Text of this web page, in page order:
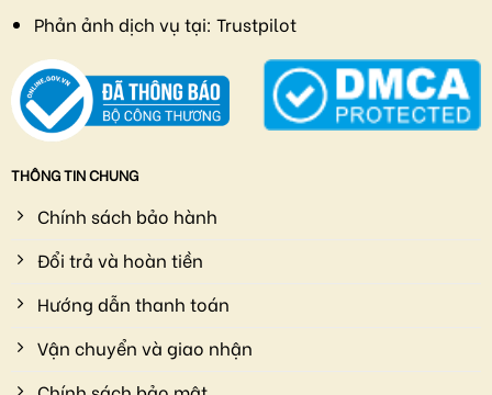
Phản ảnh dịch vụ tại: Trustpilot
THÔNG TIN CHUNG
Chính sách bảo hành
Đổi trả và hoàn tiền
Hướng dẫn thanh toán
Vận chuyển và giao nhận